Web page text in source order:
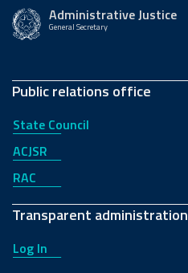
Administrative Justice
General Secretary
Public relations office
State Council
ACJSR
RAC
Transparent administration
Log In